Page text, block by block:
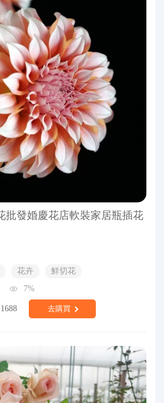
批發婚慶花店軟裝家居瓶插花
花卉
鮮切花
7%
1688 去購買